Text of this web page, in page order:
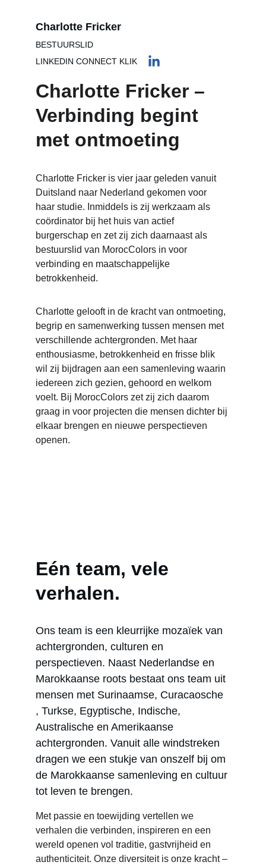
Charlotte Fricker
BESTUURSLID
Charlotte Fricker –
Verbinding begint
met ontmoeting
Charlotte Fricker is vier jaar geleden vanuit
Duitsland naar Nederland gekomen voor
haar studie. Inmiddels is zij werkzaam als
coördinator bij het huis van actief
burgerschap en zet zij zich daarnaast als
bestuurslid van MorocColors in voor
verbinding en maatschappelijke
betrokkenheid.
Charlotte gelooft in de kracht van ontmoeting,
begrip en samenwerking tussen mensen met
verschillende achtergronden. Met haar
enthousiasme, betrokkenheid en frisse blik
wil zij bijdragen aan een samenleving waarin
iedereen zich gezien, gehoord en welkom
voelt. Bij MorocColors zet zij zich daarom
graag in voor projecten die mensen dichter bij
elkaar brengen en nieuwe perspectieven
openen.
LINKEDIN CONNECT KLIK
Eén team, vele
verhalen.
Ons team is een kleurrijke mozaïek van
achtergronden, culturen en
perspectieven. Naast Nederlandse en
Marokkaanse roots bestaat ons team uit
mensen met Surinaamse, Curacaosche
, Turkse, Egyptische, Indische,
Australische en Amerikaanse
achtergronden. Vanuit alle windstreken
dragen we een stukje van onszelf bij om
de Marokkaanse samenleving en cultuur
tot leven te brengen.
Met passie en toewijding vertellen we
verhalen die verbinden, inspireren en een
wereld openen vol traditie, gastvrijheid en
authenticiteit. Onze diversiteit is onze kracht –